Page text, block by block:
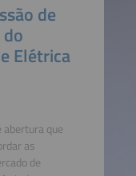
de
Elétrica
que
as
de